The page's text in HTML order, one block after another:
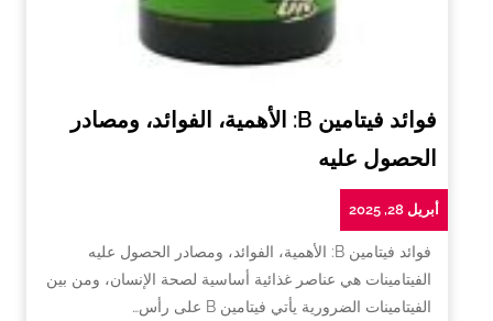
فوائد فيتامين B: الأهمية، الفوائد، ومصادر
الحصول عليه
أبريل 28, 2025
فوائد فيتامين B: الأهمية، الفوائد، ومصادر الحصول عليه
الفيتامينات هي عناصر غذائية أساسية لصحة الإنسان، ومن بين
الفيتامينات الضرورية يأتي فيتامين B على رأس…